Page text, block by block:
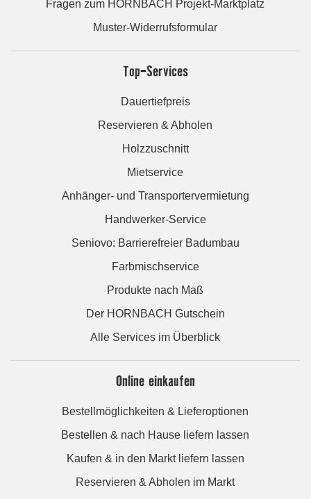
Fragen zum HORNBACH Projekt-Marktplatz
Muster-Widerrufsformular
Top-Services
Dauertiefpreis
Reservieren & Abholen
Holzzuschnitt
Mietservice
Anhänger- und Transportervermietung
Handwerker-Service
Seniovo: Barrierefreier Badumbau
Farbmischservice
Produkte nach Maß
Der HORNBACH Gutschein
Alle Services im Überblick
Online einkaufen
Bestellmöglichkeiten & Lieferoptionen
Bestellen & nach Hause liefern lassen
Kaufen & in den Markt liefern lassen
Reservieren & Abholen im Markt